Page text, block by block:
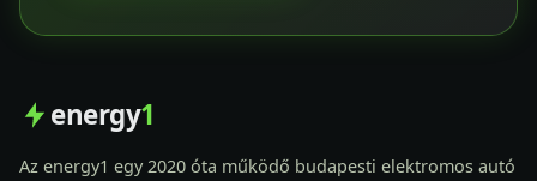
energy1
Az energy1 egy 2020 óta működő budapesti elektromos autó